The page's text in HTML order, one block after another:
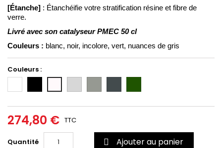
[Étanche] : Étanchéifie votre stratification résine et fibre de
verre.
Livré avec son catalyseur PMEC 50 cl
Couleurs : blanc, noir, incolore, vert, nuances de gris
Couleurs :
clair
7035)
moyen
7004)
foncé
7011)
6020
274,80 € TTC
Quantité  Ajouter au panier